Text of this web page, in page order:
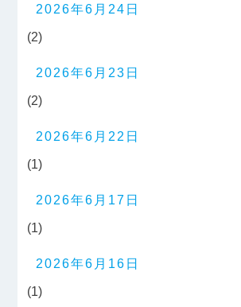
2026年6月24日
(2)
2026年6月23日
(2)
2026年6月22日
(1)
2026年6月17日
(1)
2026年6月16日
(1)